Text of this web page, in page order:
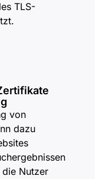
TLS-
von
dazu
Nutzer